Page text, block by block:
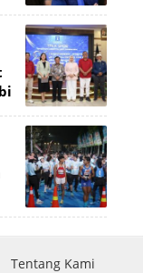
Tentang Kami